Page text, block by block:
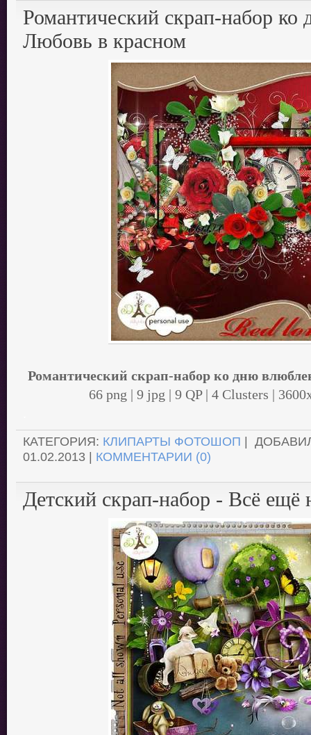
Романтический скрап-набор
Любовь в красном
Романтический скрап-набор ко дню
66 png | 9 jpg | 9 QP | 4 Clusters |
КАТЕГОРИЯ: КЛИПАРТЫ ФОТОШОП |
01.02.2013 | КОММЕНТАРИИ (0)
Детский скрап-набор - Всё ещё